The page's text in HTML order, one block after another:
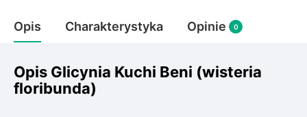
Ewodia (tetradium daniellii)
Opis Charakterystyka Opinie 0
Opis Glicynia Kuchi Beni (wisteria
floribunda)